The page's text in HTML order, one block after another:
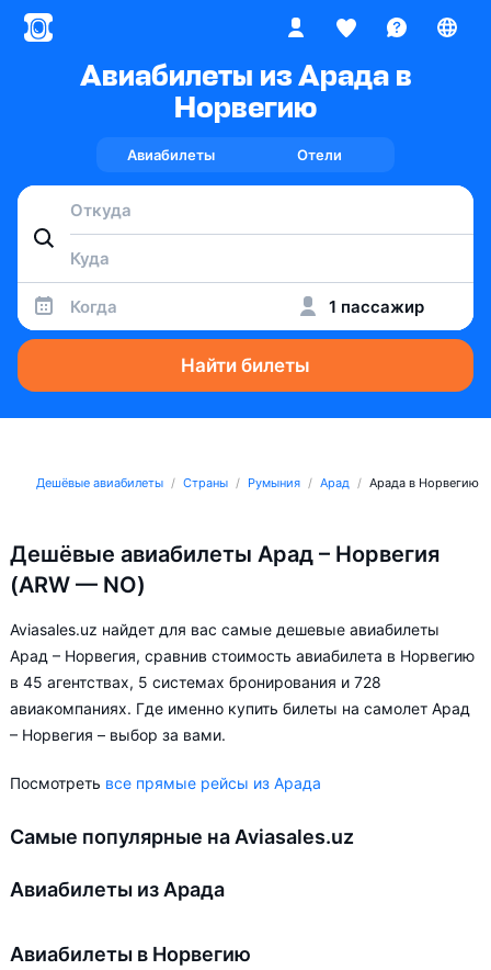
Авиабилеты из Арада в
Норвегию
Авиабилеты Отели
Когда 1 пассажир
Найти билеты
Дешёвые авиабилеты Страны Румыния Арад Арада в Норвегию
Дешёвые авиабилеты Арад – Норвегия
(ARW — NO)
Aviasales.uz найдет для вас самые дешевые авиабилеты
Арад – Норвегия, сравнив стоимость авиабилета в Норвегию
в 45 агентствах, 5 системах бронирования и 728
авиакомпаниях. Где именно купить билеты на самолет Арад
– Норвегия – выбор за вами.
Посмотреть все прямые рейсы из Арада
Самые популярные на Aviasales.uz
Авиабилеты из Арада
Авиабилеты в Норвегию